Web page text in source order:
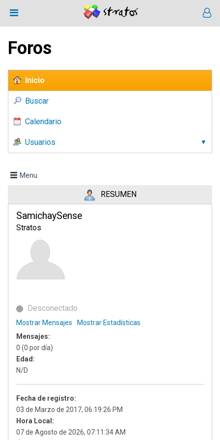
Foros
Inicio
Buscar
Calendario
Usuarios
Menu
RESUMEN
SamichaySense
Stratos
Desconectado
Mostrar Mensajes
Mostrar Estadísticas
Mensajes:
0 (0 por día)
Edad:
N/D
Fecha de registro:
03 de Marzo de 2017, 06:19:26 PM
Hora Local:
07 de Agosto de 2026, 07:11:34 AM